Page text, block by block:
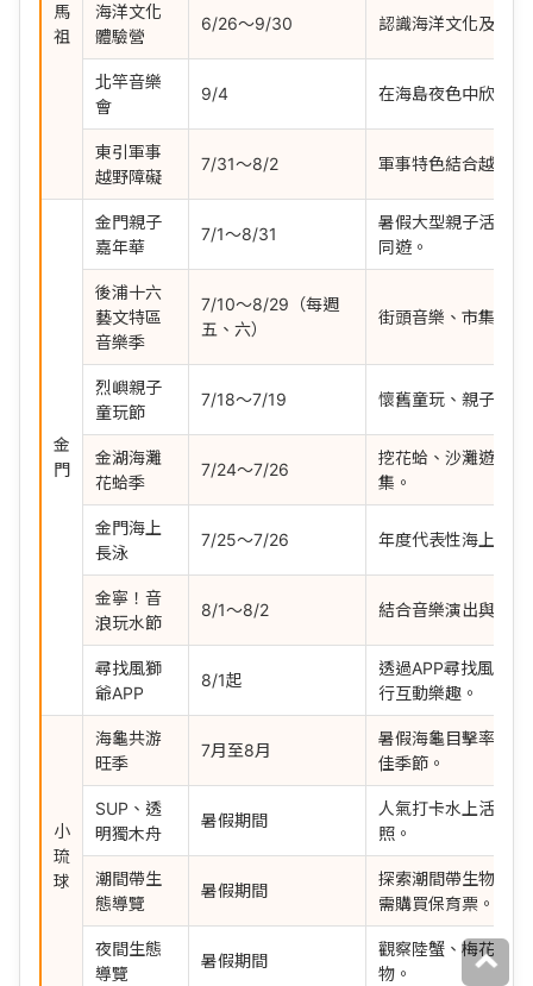
馬
祖
海洋文化
體驗營
6/26～9/30 認識海洋文化及漁村
北竿音樂
會
9/4 在海島夜色中欣賞音
東引軍事
越野障礙
7/31～8/2 軍事特色結合越野挑
金
門
金門親子
嘉年華
7/1～8/31
暑假大型親子活動，
同遊。
後浦十六
藝文特區
音樂季
7/10～8/29（每週
五、六）
街頭音樂、市集及藝
烈嶼親子
童玩節
7/18～7/19 懷舊童玩、親子互動
金湖海灘
花蛤季
7/24～7/26
挖花蛤、沙灘遊戲與
集。
金門海上
長泳
7/25～7/26 年度代表性海上運動
金寧！音
浪玩水節
8/1～8/2 結合音樂演出與戲水
尋找風獅
爺APP
8/1起
透過APP尋找風獅爺
行互動樂趣。
小
琉
球
海龜共游
旺季
7月至8月
暑假海龜目擊率高，
佳季節。
SUP、透
明獨木舟
暑假期間
人氣打卡水上活動
照。
潮間帶生
態導覽
暑假期間
探索潮間帶生物，部
需購買保育票。
夜間生態
導覽
暑假期間
觀察陸蟹、梅花鹿及
物。